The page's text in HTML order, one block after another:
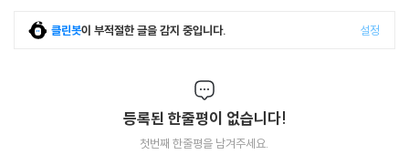
클린봇이 부적절한 글을 감지 중입니다. 설정
등록된 한줄평이 없습니다!
첫번째 한줄평을 남겨주세요.